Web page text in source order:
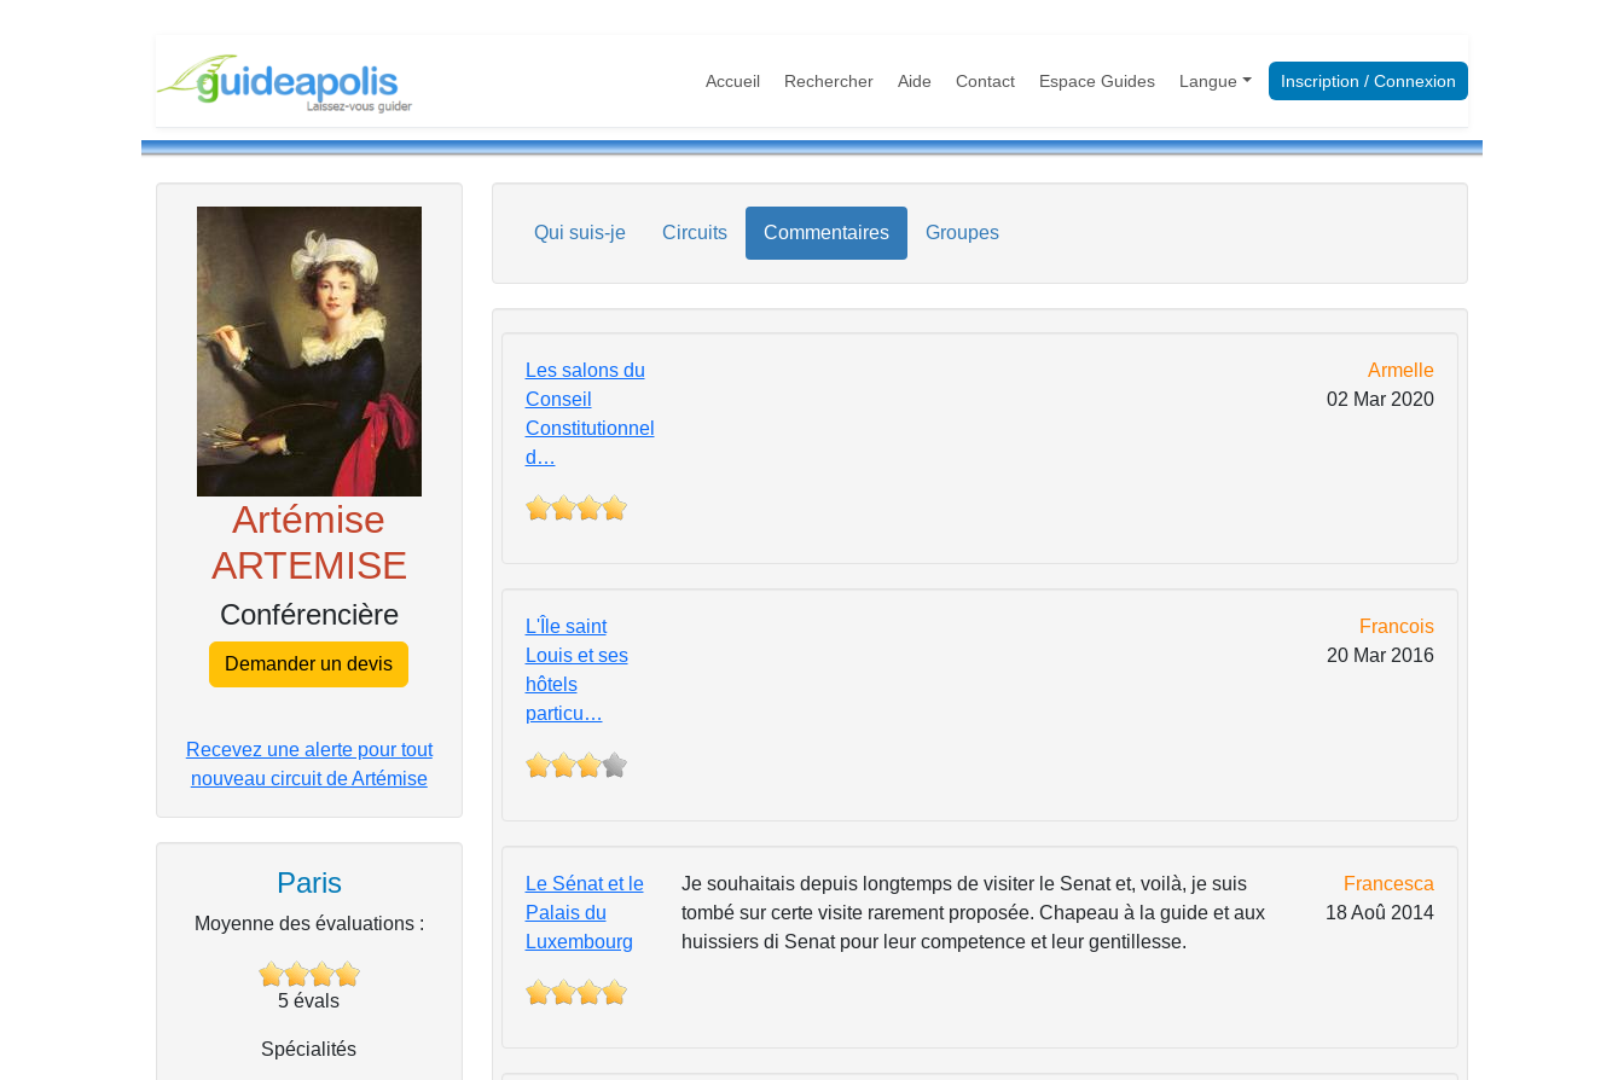
Accueil Rechercher Aide Contact Espace Guides Langue Inscription / Connexion
Artémise
ARTEMISE
Conférencière
Demander un devis
Recevez une alerte pour tout
nouveau circuit de Artémise
Paris
Moyenne des évaluations :
5 évals
Spécialités
Qui suis-je Circuits Commentaires Groupes
Les salons du
Conseil
Constitutionnel
d…
Armelle
02 Mar 2020
L'Île saint
Louis et ses
hôtels
particu…
Francois
20 Mar 2016
Le Sénat et le
Palais du
Luxembourg
Je souhaitais depuis longtemps de visiter le Senat et, voilà, je suis
tombé sur certe visite rarement proposée. Chapeau à la guide et aux
huissiers di Senat pour leur competence et leur gentillesse.
Francesca
18 Aoû 2014